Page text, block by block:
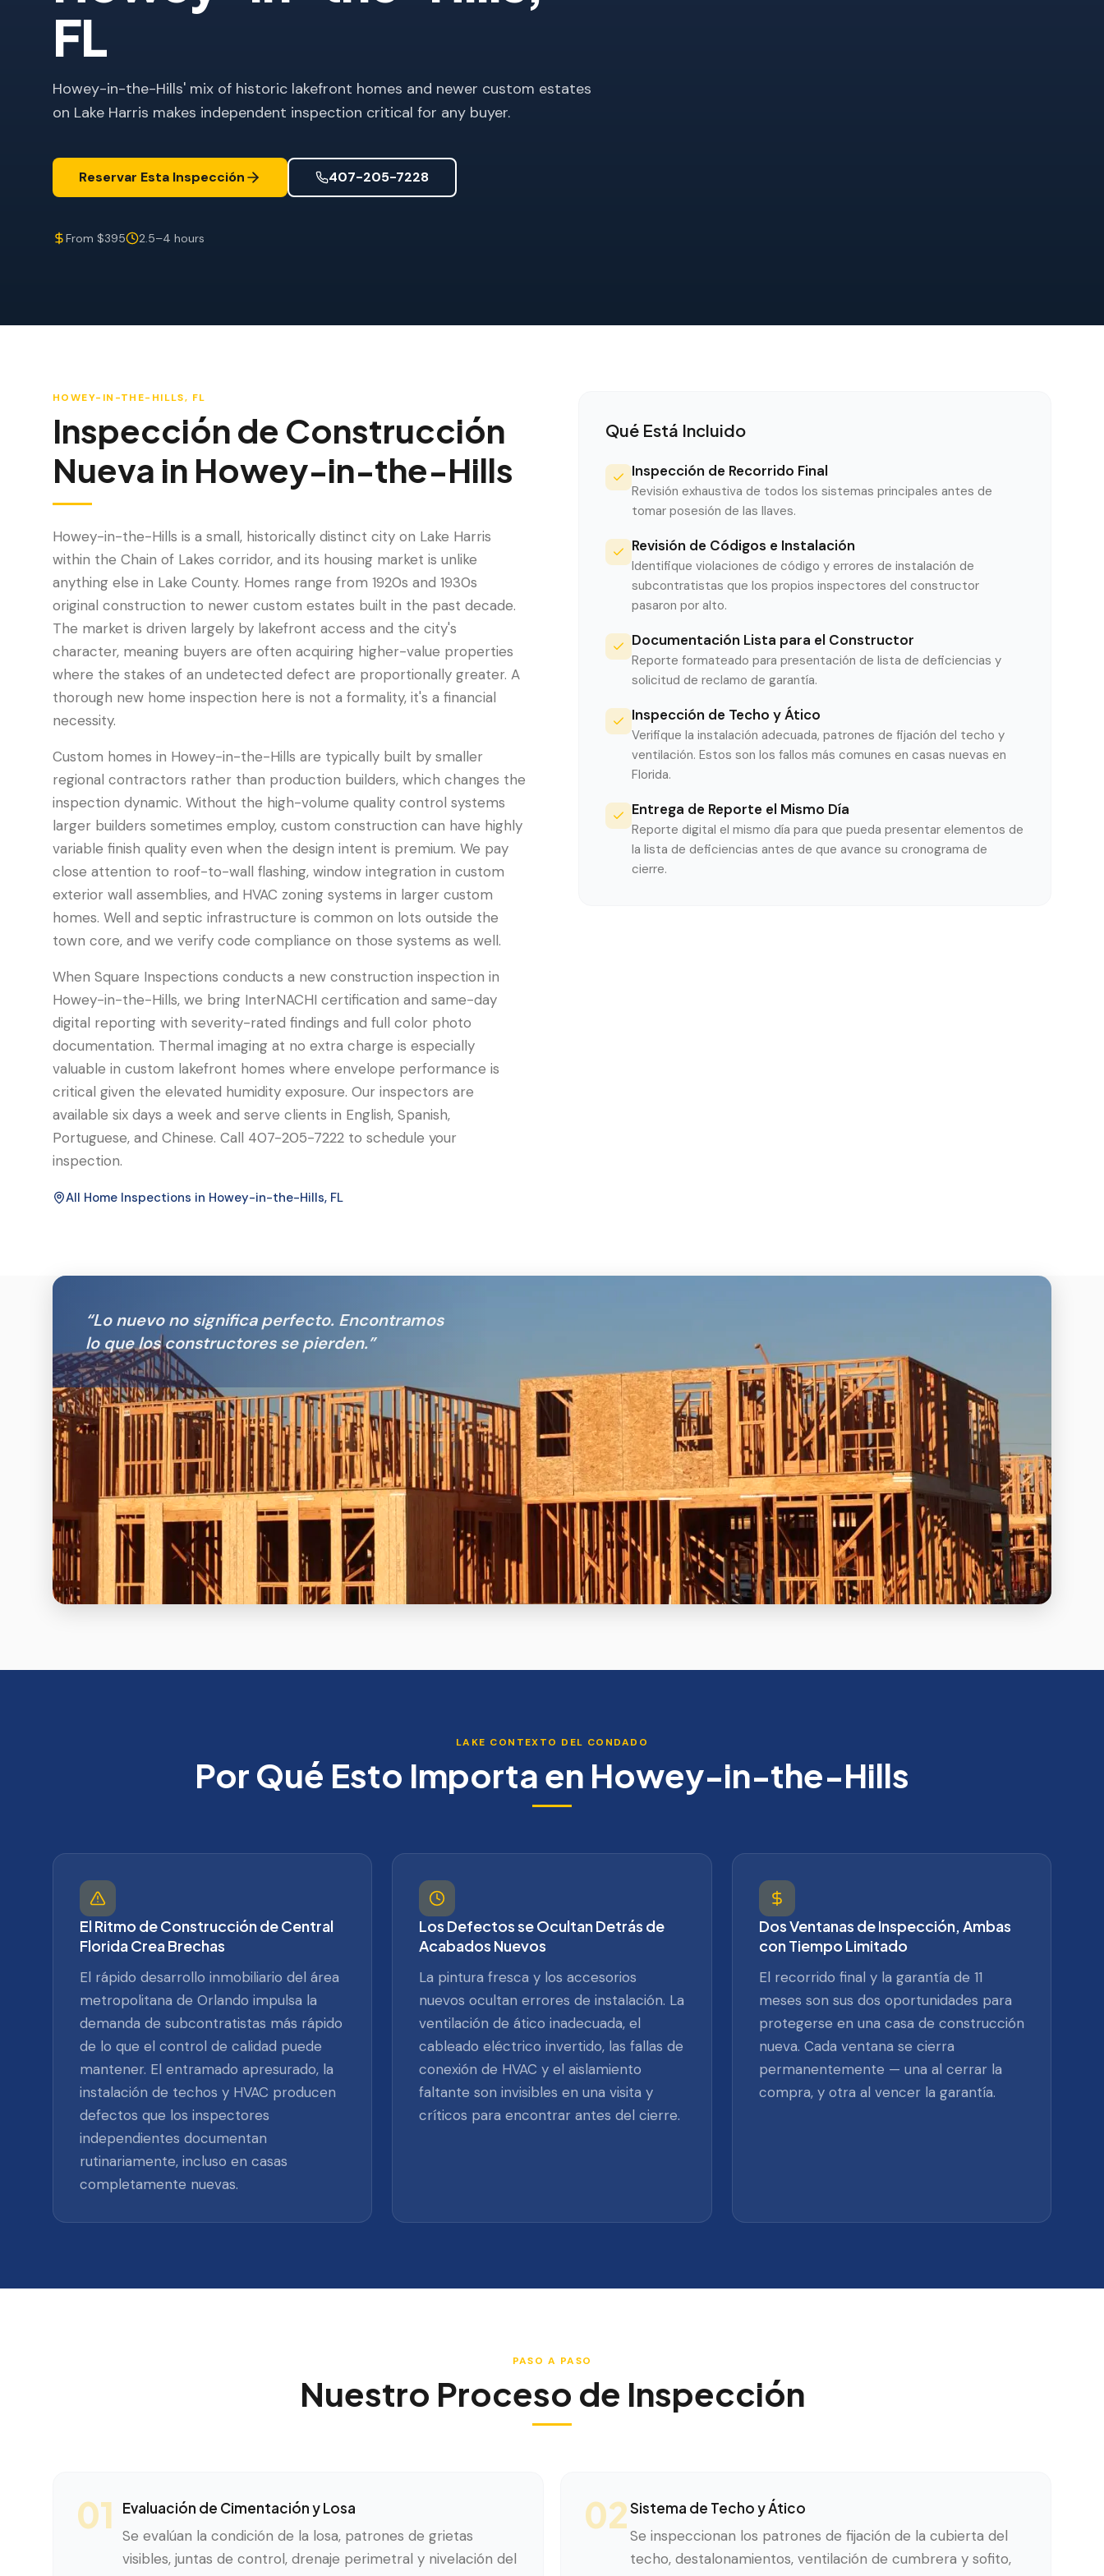
FL
Howey-in-the-Hills' mix of historic lakefront homes and newer custom estates
on Lake Harris makes independent inspection critical for any buyer.
Reservar Esta Inspección 407-205-7228
From $395 2.5–4 hours
HOWEY-IN-THE-HILLS, FL
Inspección de Construcción
Nueva in Howey-in-the-Hills
Howey-in-the-Hills is a small, historically distinct city on Lake Harris
within the Chain of Lakes corridor, and its housing market is unlike
anything else in Lake County. Homes range from 1920s and 1930s
original construction to newer custom estates built in the past decade.
The market is driven largely by lakefront access and the city's
character, meaning buyers are often acquiring higher-value properties
where the stakes of an undetected defect are proportionally greater. A
thorough new home inspection here is not a formality, it's a financial
necessity.
Custom homes in Howey-in-the-Hills are typically built by smaller
regional contractors rather than production builders, which changes the
inspection dynamic. Without the high-volume quality control systems
larger builders sometimes employ, custom construction can have highly
variable finish quality even when the design intent is premium. We pay
close attention to roof-to-wall flashing, window integration in custom
exterior wall assemblies, and HVAC zoning systems in larger custom
homes. Well and septic infrastructure is common on lots outside the
town core, and we verify code compliance on those systems as well.
When Square Inspections conducts a new construction inspection in
Howey-in-the-Hills, we bring InterNACHI certification and same-day
digital reporting with severity-rated findings and full color photo
documentation. Thermal imaging at no extra charge is especially
valuable in custom lakefront homes where envelope performance is
critical given the elevated humidity exposure. Our inspectors are
available six days a week and serve clients in English, Spanish,
Portuguese, and Chinese. Call 407-205-7222 to schedule your
inspection.
All Home Inspections in Howey-in-the-Hills, FL
Qué Está Incluido
Inspección de Recorrido Final
Revisión exhaustiva de todos los sistemas principales antes de
tomar posesión de las llaves.
Revisión de Códigos e Instalación
Identifique violaciones de código y errores de instalación de
subcontratistas que los propios inspectores del constructor
pasaron por alto.
Documentación Lista para el Constructor
Reporte formateado para presentación de lista de deficiencias y
solicitud de reclamo de garantía.
Inspección de Techo y Ático
Verifique la instalación adecuada, patrones de fijación del techo y
ventilación. Estos son los fallos más comunes en casas nuevas en
Florida.
Entrega de Reporte el Mismo Día
Reporte digital el mismo día para que pueda presentar elementos de
la lista de deficiencias antes de que avance su cronograma de
cierre.
“Lo nuevo no significa perfecto. Encontramos
lo que los constructores se pierden.”
LAKE CONTEXTO DEL CONDADO
Por Qué Esto Importa en Howey-in-the-Hills
El Ritmo de Construcción de Central
Florida Crea Brechas
El rápido desarrollo inmobiliario del área
metropolitana de Orlando impulsa la
demanda de subcontratistas más rápido
de lo que el control de calidad puede
mantener. El entramado apresurado, la
instalación de techos y HVAC producen
defectos que los inspectores
independientes documentan
rutinariamente, incluso en casas
completamente nuevas.
Los Defectos se Ocultan Detrás de
Acabados Nuevos
La pintura fresca y los accesorios
nuevos ocultan errores de instalación. La
ventilación de ático inadecuada, el
cableado eléctrico invertido, las fallas de
conexión de HVAC y el aislamiento
faltante son invisibles en una visita y
críticos para encontrar antes del cierre.
Dos Ventanas de Inspección, Ambas
con Tiempo Limitado
El recorrido final y la garantía de 11
meses son sus dos oportunidades para
protegerse en una casa de construcción
nueva. Cada ventana se cierra
permanentemente — una al cerrar la
compra, y otra al vencer la garantía.
PASO A PASO
Nuestro Proceso de Inspección
01
Evaluación de Cimentación y Losa
Se evalúan la condición de la losa, patrones de grietas
visibles, juntas de control, drenaje perimetral y nivelación del
02Sistema de Techo y Ático
Se inspeccionan los patrones de fijación de la cubierta del
techo, destalonamientos, ventilación de cumbrera y sofito,